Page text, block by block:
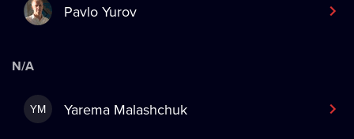
Pavlo Yurov
N/A
YM Yarema Malashchuk